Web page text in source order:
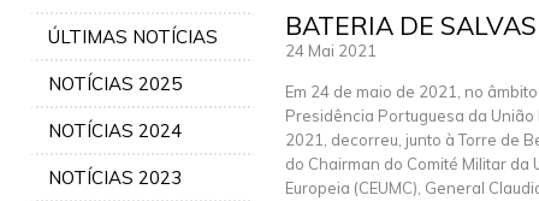
ÚLTIMAS NOTÍCIAS
NOTÍCIAS 2025
NOTÍCIAS 2024
NOTÍCIAS 2023
BATERIA DE
24 Mai 2021
Em 24 de maio de 2021, no
Presidência Portuguesa da União
2021, decorreu, junto à Torre de
do Chairman do Comité Militar da
Europeia (CEUMC), General